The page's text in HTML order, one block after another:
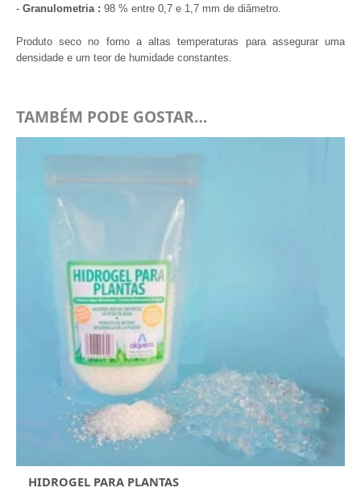
- Granulometria : 98 % entre 0,7 e 1,7 mm de diâmetro.
Produto seco no forno a altas temperaturas para assegurar uma
densidade e um teor de humidade constantes.
TAMBÉM PODE GOSTAR…
HIDROGEL PARA PLANTAS